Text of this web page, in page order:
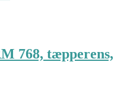
768, tæpperens,